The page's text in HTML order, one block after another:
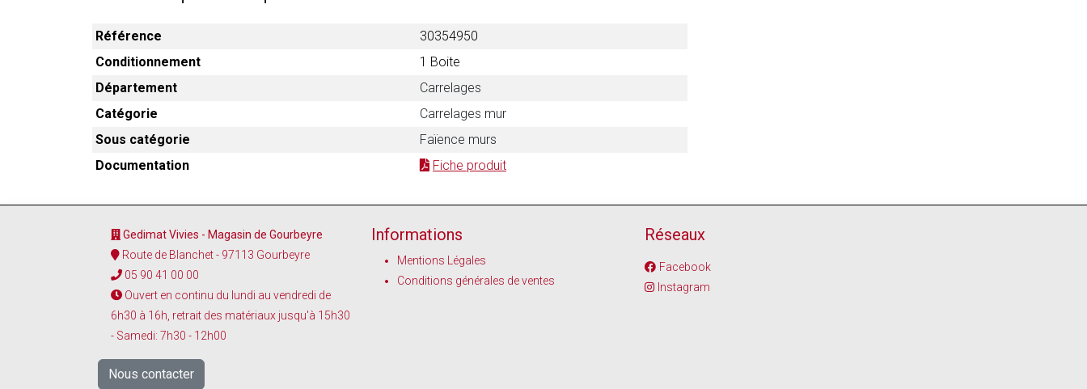
Référence
30354950
Conditionnement
1 Boite
Département
Carrelages
Catégorie
Carrelages mur
Sous catégorie
Faïence murs
Documentation
Fiche produit
Gedimat Vivies - Magasin de Gourbeyre
Route de Blanchet - 97113 Gourbeyre
05 90 41 00 00
Ouvert en continu du lundi au vendredi de
6h30 à 16h, retrait des matériaux jusqu'à 15h30
- Samedi: 7h30 - 12h00
Nous contacter
Informations
Mentions Légales
Conditions générales de ventes
Réseaux
Facebook
Instagram